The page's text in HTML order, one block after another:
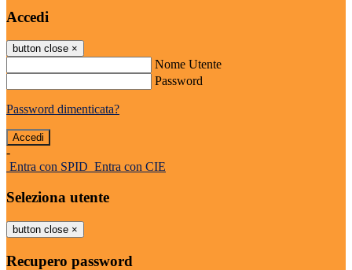
Accedi
button close ×
Nome Utente
Password
Password dimenticata?
-
Entra con SPID Entra con CIE
Seleziona utente
button close ×
Recupero password